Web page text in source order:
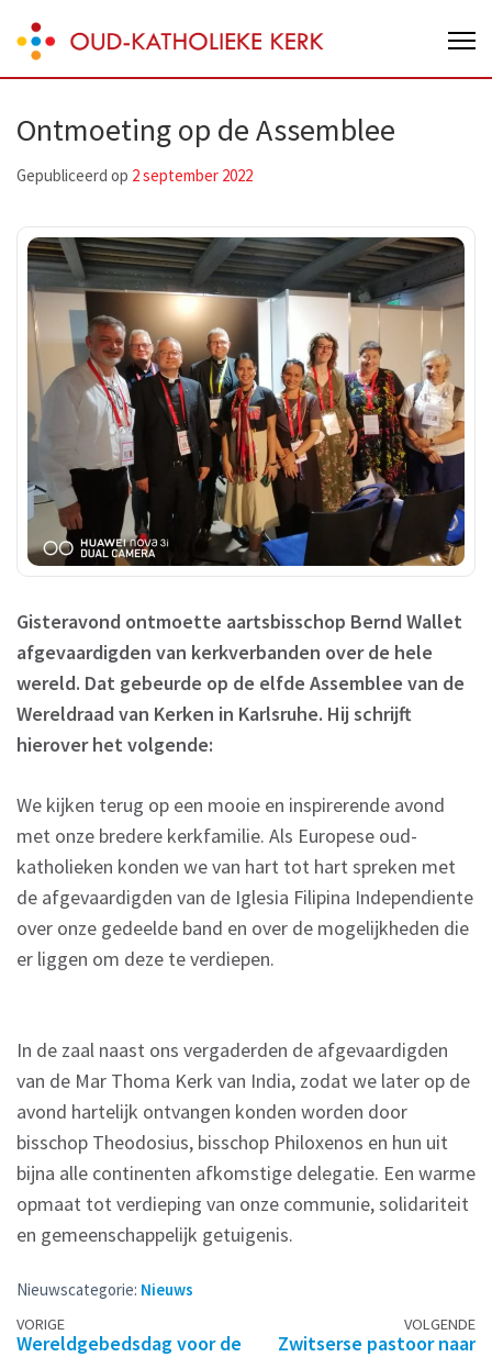
to
content
Enter)
Oud-Katholieke Kerk van Nederland
Ontmoeting op de Assemblee
Gepubliceerd op 2 september 2022
Gisteravond ontmoette aartsbisschop Bernd Wallet
afgevaardigden van kerkverbanden over de hele
wereld. Dat gebeurde op de elfde Assemblee van de
Wereldraad van Kerken in Karlsruhe. Hij schrijft
hierover het volgende:
We kijken terug op een mooie en inspirerende avond
met onze bredere kerkfamilie. Als Europese oud-
katholieken konden we van hart tot hart spreken met
de afgevaardigden van de Iglesia Filipina Independiente
over onze gedeelde band en over de mogelijkheden die
er liggen om deze te verdiepen.
In de zaal naast ons vergaderden de afgevaardigden
van de Mar Thoma Kerk van India, zodat we later op de
avond hartelijk ontvangen konden worden door
bisschop Theodosius, bisschop Philoxenos en hun uit
bijna alle continenten afkomstige delegatie. Een warme
opmaat tot verdieping van onze communie, solidariteit
en gemeenschappelijk getuigenis.
Nieuwscategorie: Nieuws
Berichtennavigatie
VORIGE
Wereldgebedsdag voor de
VOLGENDE
Zwitserse pastoor naar